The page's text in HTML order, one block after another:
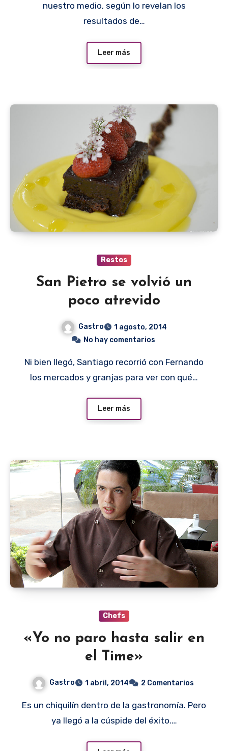
nuestro medio, según lo revelan los
resultados de…
Leer más
Restos
San Pietro se volvió un
poco atrevido
Gastro
1 agosto, 2014
No hay comentarios
Ni bien llegó, Santiago recorrió con Fernando
los mercados y granjas para ver con qué…
Leer más
Chefs
«Yo no paro hasta salir en
el Time»
Gastro 1 abril, 2014 2 Comentarios
Es un chiquilín dentro de la gastronomía. Pero
ya llegó a la cúspide del éxito.…